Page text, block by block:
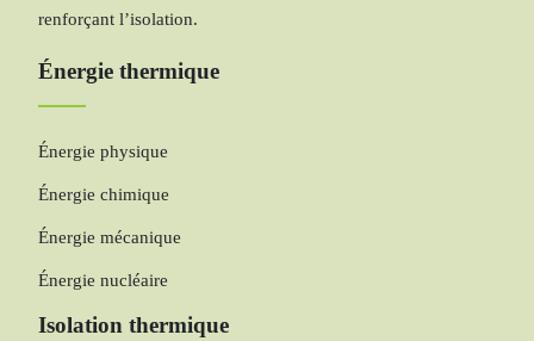
renforçant l’isolation.
Énergie thermique
Énergie physique
Énergie chimique
Énergie mécanique
Énergie nucléaire
Isolation thermique